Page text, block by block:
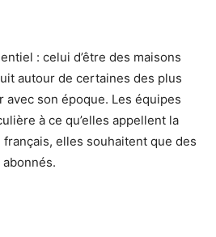
: celui d’être des maisons
autour de certaines des plus
son époque. Les équipes
à ce qu’elles appellent la
elles souhaitent que des